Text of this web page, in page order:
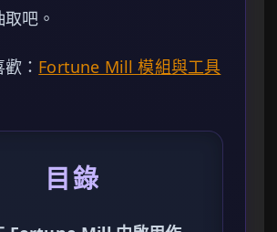
吧。
： Fortune Mill 模組與工具
目錄